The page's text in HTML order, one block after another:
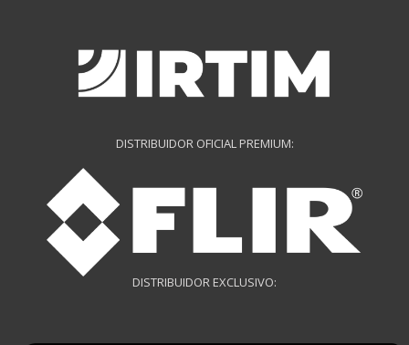
DISTRIBUIDOR OFICIAL PREMIUM:
DISTRIBUIDOR EXCLUSIVO: